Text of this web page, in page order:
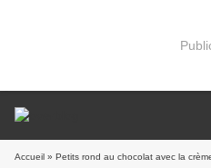
Accueil » Petits rond au chocolat avec la